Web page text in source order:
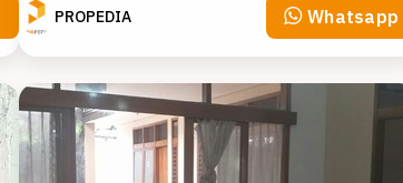
PROPEDIA Whatsapp